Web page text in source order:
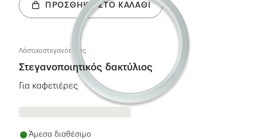
ΠΡΟΣΘΉΚΗ ΣΤΟ ΚΑΛΆΘΙ
Λάστιχοστεγανότητας
Στεγανοποιητικός δακτύλιος
Για καφετιέρες
Άμεσα διαθέσιμο